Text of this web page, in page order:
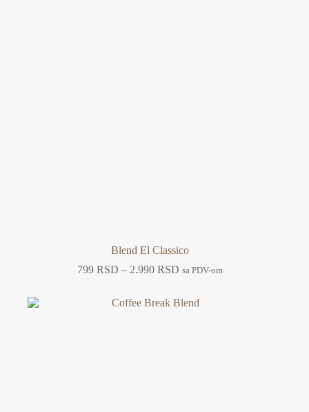
Blend El Classico
799 RSD – 2.990 RSDRaspon
799 RSD
sa PDV-om